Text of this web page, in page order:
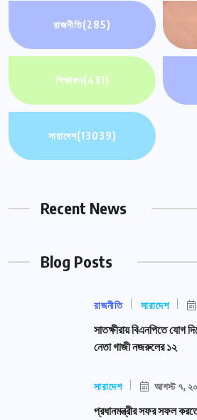
রাজনীতি(285)
শিক্ষাঙ্গন(431)
সারাদেশ(13039)
Recent News
Blog Posts
রাজনীতি সারাদেশ
সাতক্ষীরায় বিএনপিতে যোগ
নেতা গাজী নজরুলের ১২
সারাদেশ আগস্ট ৭,
প্রধানমন্ত্রীর সফর সফল